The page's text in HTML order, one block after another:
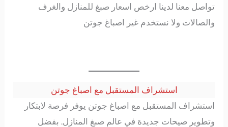
تواصل معنا لدينا ارخص اسعار صبغ للمنازل والغرف
والصالات ولا نستخدم غير اصباغ جوتن
استشراف المستقبل مع اصباغ جوتن
استشراف المستقبل مع اصباغ جوتن يوفر فرصة لابتكار
وتطوير صيحات جديدة في عالم صبغ المنازل. بفضل